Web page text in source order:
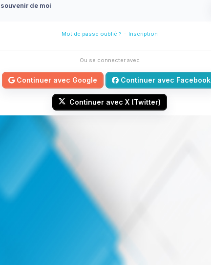
de moi
Mot de passe oublié ? - Inscription
Ou se connecter avec
Continuer avec Google Continuer avec Facebook
Continuer avec X (Twitter)